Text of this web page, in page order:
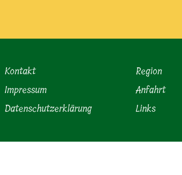
Kontakt
Impressum
Datenschutzerklärung
Region
Anfahrt
Links